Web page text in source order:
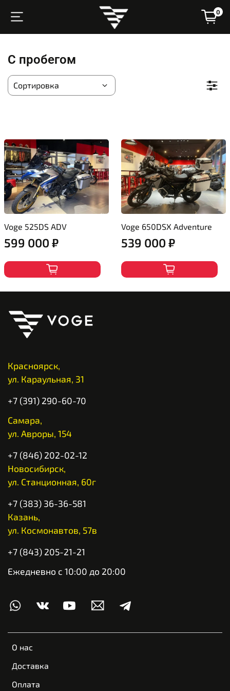
0
С пробегом
Voge 525DS ADV
599 000 ₽
Voge 650DSX Adventure
539 000 ₽
О нас
Доставка
Оплата
Красноярск,
ул. Караульная, 31
+7 (391) 290-60-70
Самара,
ул. Авроры, 154
+7 (846) 202-02-12
Новосибирск,
ул. Станционная, 60г
+7 (383) 36-36-581
Казань,
ул. Космонавтов, 57в
+7 (843) 205-21-21
Ежедневно с 10:00 до 20:00